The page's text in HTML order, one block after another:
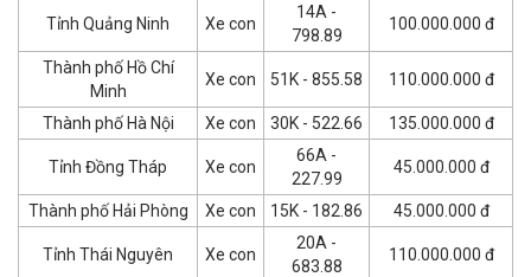
Tỉnh Quảng Ninh Xe con
14A -
798.89
100.000.000 đ
Thành phố Hồ Chí
Minh
Xe con 51K - 855.58 110.000.000 đ
Thành phố Hà Nội Xe con 30K - 522.66 135.000.000 đ
Tỉnh Đồng Tháp Xe con
66A -
227.99
45.000.000 đ
Thành phố Hải Phòng Xe con 15K - 182.86 45.000.000 đ
Tỉnh Thái Nguyên Xe con
20A -
683.88
110.000.000 đ